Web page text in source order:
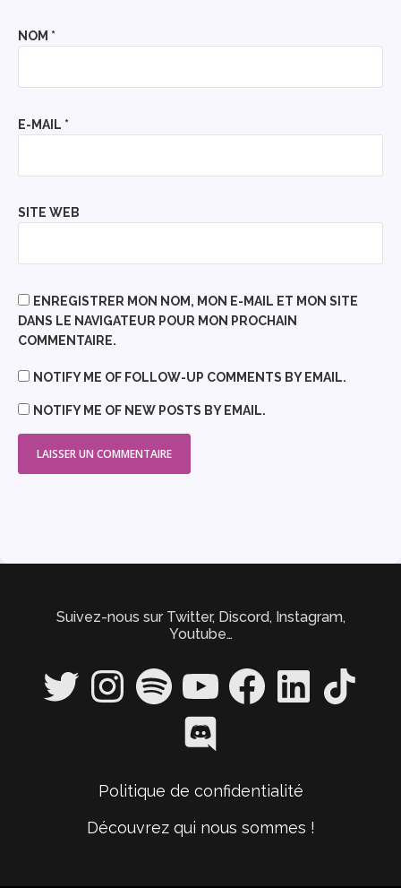
NOM *
E-MAIL *
SITE WEB
ENREGISTRER MON NOM, MON E-MAIL ET MON SITE
DANS LE NAVIGATEUR POUR MON PROCHAIN
COMMENTAIRE.
NOTIFY ME OF FOLLOW-UP COMMENTS BY EMAIL.
NOTIFY ME OF NEW POSTS BY EMAIL.
Suivez-nous sur Twitter, Discord, Instagram,
Youtube…
Twitter InstagramSpotify YouTube FacebookLinkedIn TikTok
Discord
Politique de confidentialité
Découvrez qui nous sommes !